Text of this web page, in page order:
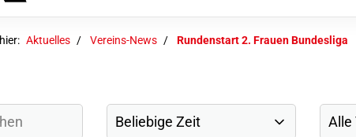
Aktuelles Vereins-News Rundenstart 2. Frauen Bundesliga